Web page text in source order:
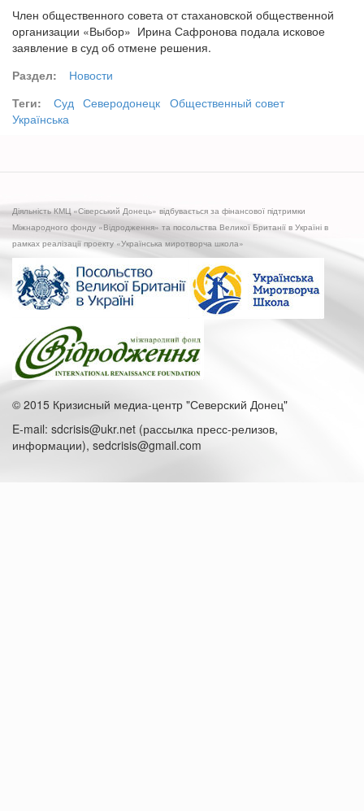
Член общественного совета от стахановской общественной
организации «Выбор» Ирина Сафронова подала исковое
заявление в суд об отмене решения.
Раздел:
Новости
Теги:
Суд Северодонецк Общественный совет
Українська
Діяльність КМЦ «Сіверський Донець» відбувається за фінансової підтримки
Міжнародного фонду «Відродження» та посольства Великої Британії в Україні в
рамках реалізації проекту «Українська миротворча школа»
© 2015 Кризисный медиа-центр "Северский Донец"
E-mail: sdcrisis@ukr.net (рассылка пресс-релизов,
информации), sedcrisis@gmail.com